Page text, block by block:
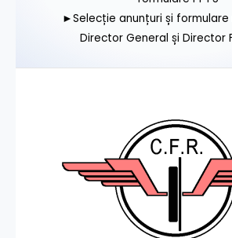
►Selecție anunțuri și formulare
Director General și Director